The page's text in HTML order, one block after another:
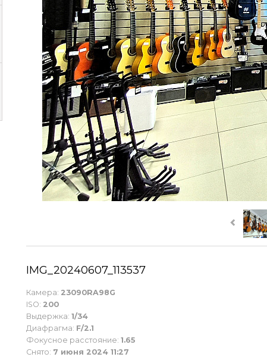
IMG_20240607_113537
Камера: 23090RA98G
ISO: 200
Выдержка: 1/34
Диафрагма: F/2.1
Фокусное расстояние: 1.65
Снято: 7 июня 2024 11:27